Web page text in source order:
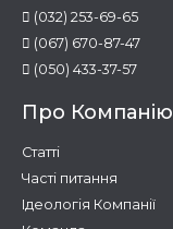
(032) 253-69-65
(067) 670-87-47
(050) 433-37-57
Про Компанію
Статті
Часті питання
Ідеологія Компанії